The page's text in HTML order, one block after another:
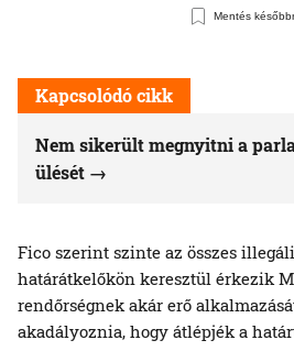
Mentés
Kapcsolódó cikk
Nem sikerült megnyitni a
ülését
Fico szerint szinte az összes illegális bevándorló a
határátkelőkön keresztül érkezik
rendőrségnek akár erő
akadályoznia, hogy átlépjék a